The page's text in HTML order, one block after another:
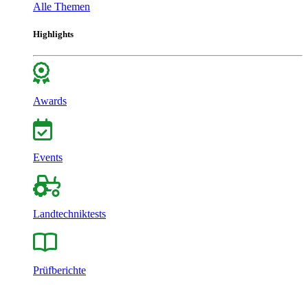
Alle Themen
Highlights
Awards
Events
Landtechniktests
Prüfberichte